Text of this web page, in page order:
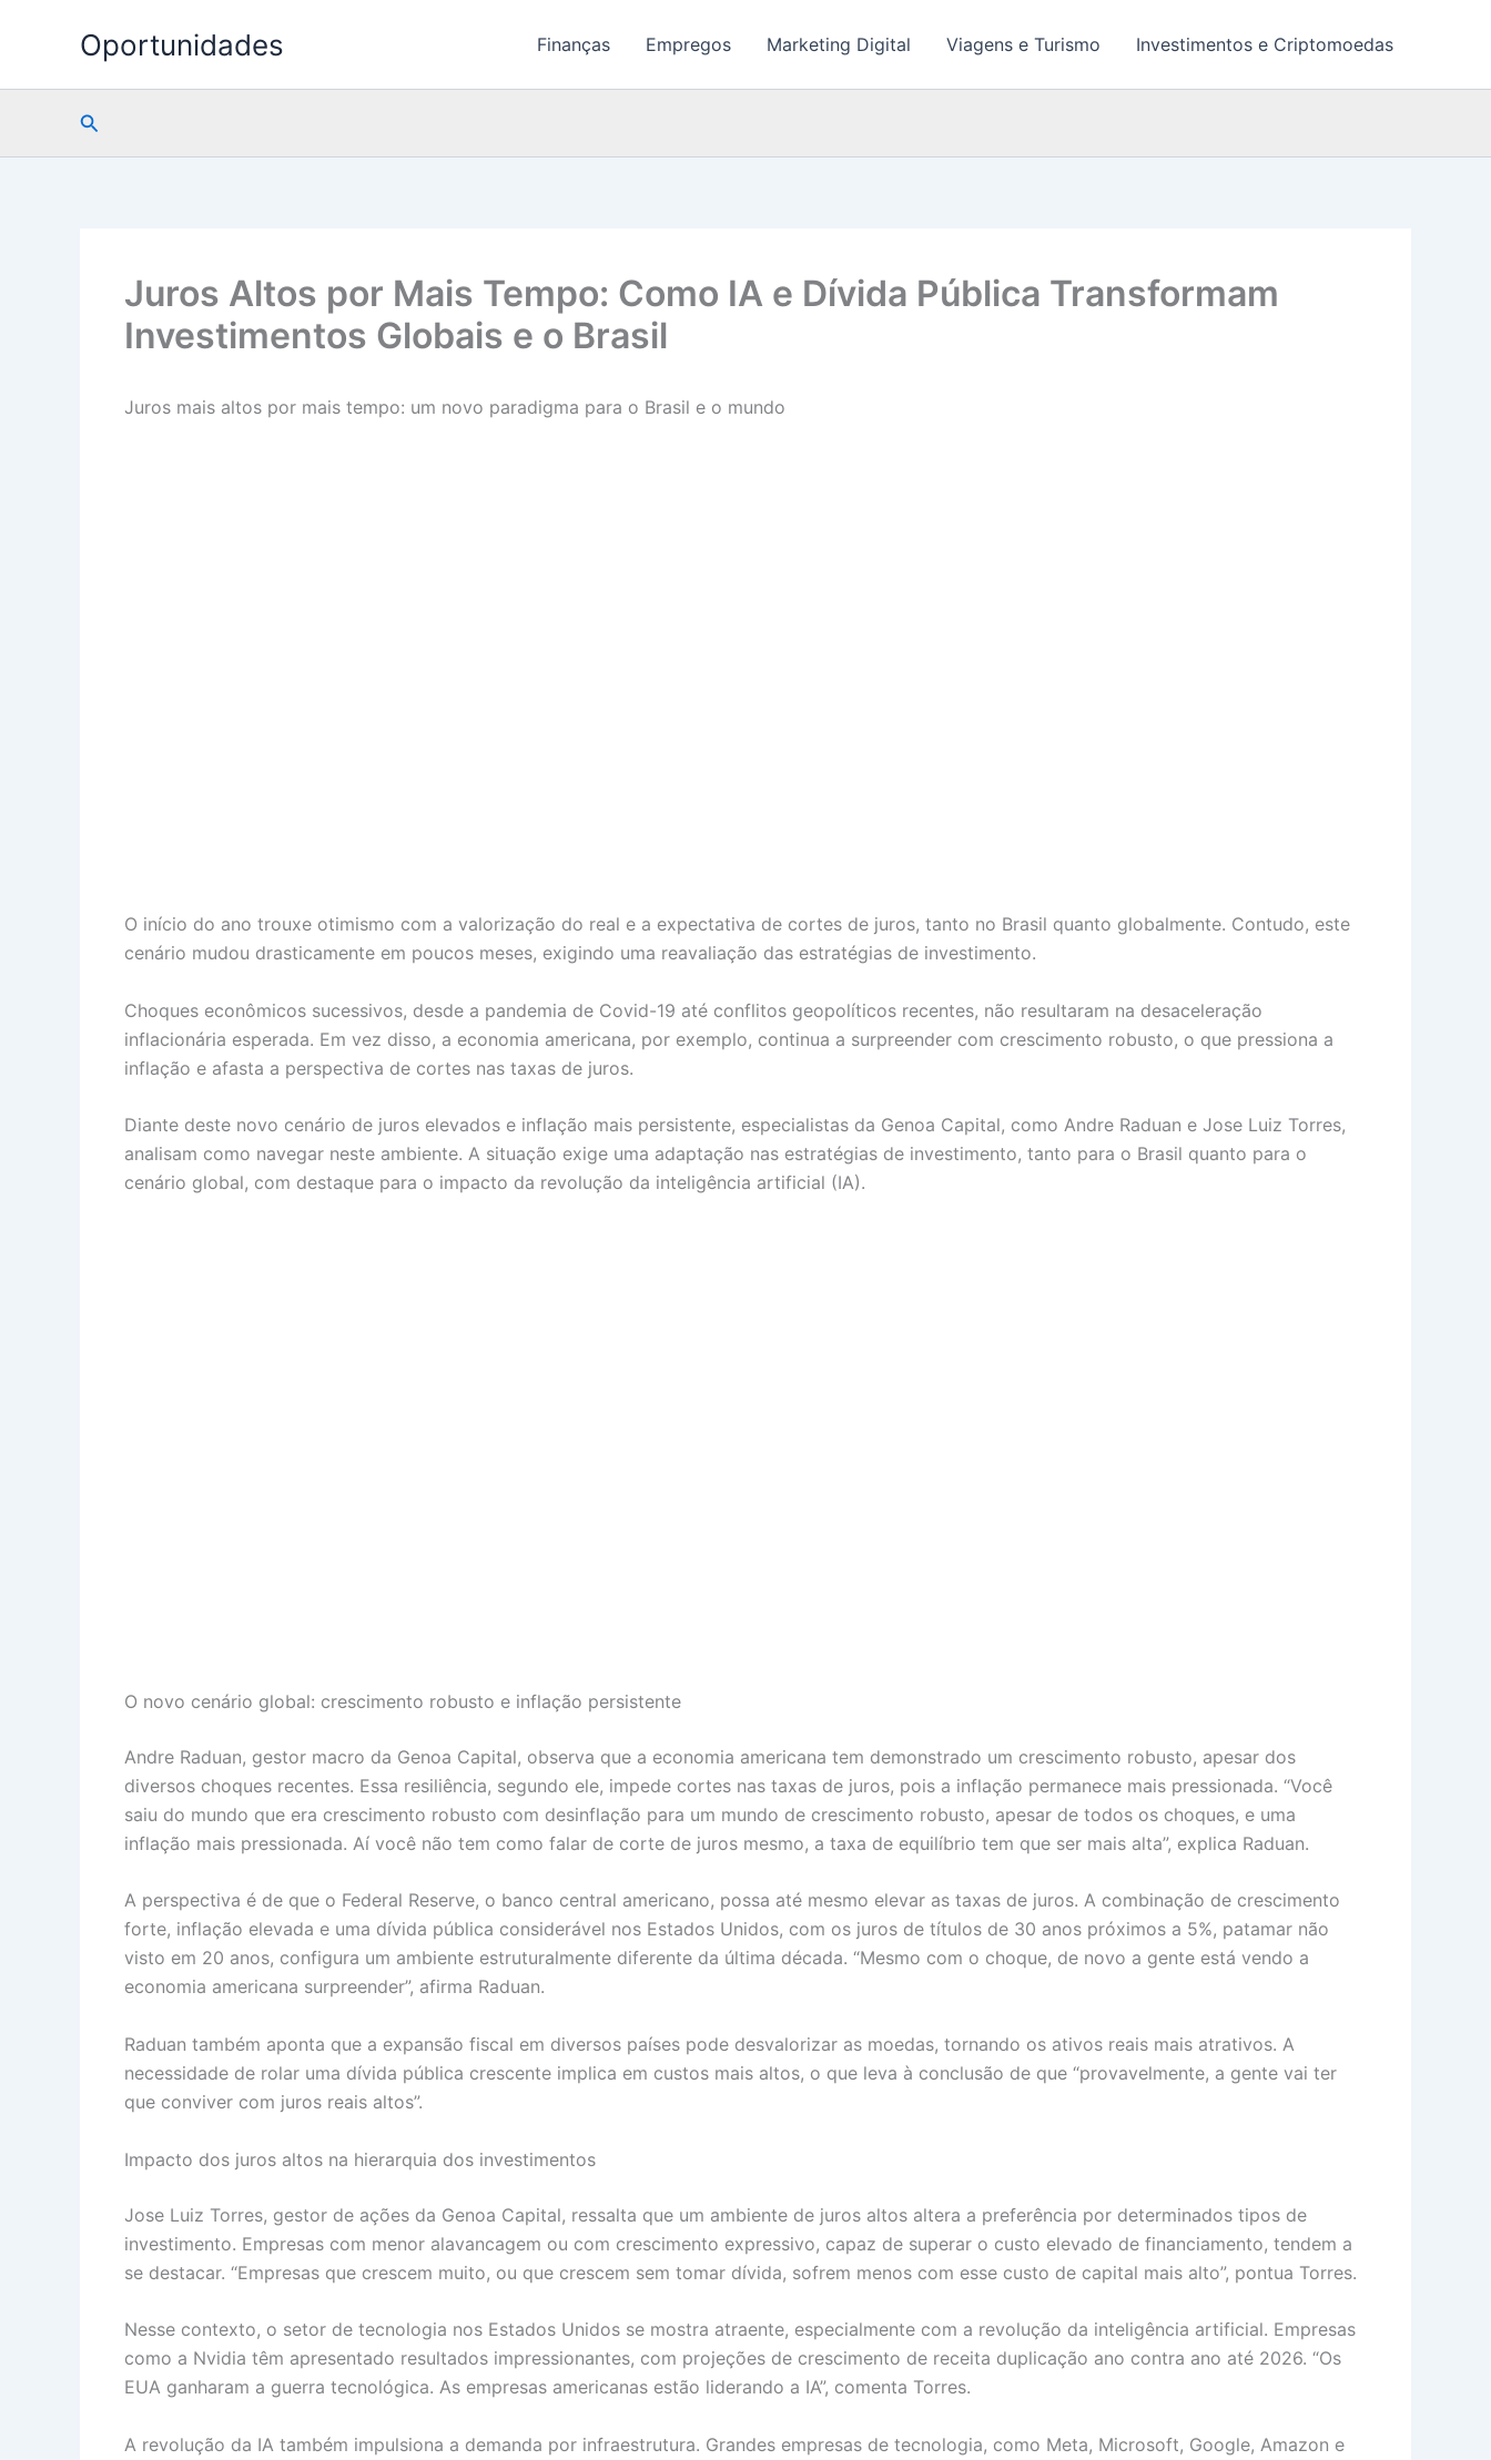
Oportunidades Finanças Empregos Marketing Digital Viagens e Turismo Investimentos e Criptomoedas
Pesquisar
Juros Altos por Mais Tempo: Como IA e Dívida Pública Transformam
Investimentos Globais e o Brasil
Juros mais altos por mais tempo: um novo paradigma para o Brasil e o mundo
O início do ano trouxe otimismo com a valorização do real e a expectativa de cortes de juros, tanto no Brasil quanto globalmente. Contudo, este
cenário mudou drasticamente em poucos meses, exigindo uma reavaliação das estratégias de investimento.
Choques econômicos sucessivos, desde a pandemia de Covid-19 até conflitos geopolíticos recentes, não resultaram na desaceleração
inflacionária esperada. Em vez disso, a economia americana, por exemplo, continua a surpreender com crescimento robusto, o que pressiona a
inflação e afasta a perspectiva de cortes nas taxas de juros.
Diante deste novo cenário de juros elevados e inflação mais persistente, especialistas da Genoa Capital, como Andre Raduan e Jose Luiz Torres,
analisam como navegar neste ambiente. A situação exige uma adaptação nas estratégias de investimento, tanto para o Brasil quanto para o
cenário global, com destaque para o impacto da revolução da inteligência artificial (IA).
O novo cenário global: crescimento robusto e inflação persistente
Andre Raduan, gestor macro da Genoa Capital, observa que a economia americana tem demonstrado um crescimento robusto, apesar dos
diversos choques recentes. Essa resiliência, segundo ele, impede cortes nas taxas de juros, pois a inflação permanece mais pressionada. “Você
saiu do mundo que era crescimento robusto com desinflação para um mundo de crescimento robusto, apesar de todos os choques, e uma
inflação mais pressionada. Aí você não tem como falar de corte de juros mesmo, a taxa de equilíbrio tem que ser mais alta”, explica Raduan.
A perspectiva é de que o Federal Reserve, o banco central americano, possa até mesmo elevar as taxas de juros. A combinação de crescimento
forte, inflação elevada e uma dívida pública considerável nos Estados Unidos, com os juros de títulos de 30 anos próximos a 5%, patamar não
visto em 20 anos, configura um ambiente estruturalmente diferente da última década. “Mesmo com o choque, de novo a gente está vendo a
economia americana surpreender”, afirma Raduan.
Raduan também aponta que a expansão fiscal em diversos países pode desvalorizar as moedas, tornando os ativos reais mais atrativos. A
necessidade de rolar uma dívida pública crescente implica em custos mais altos, o que leva à conclusão de que “provavelmente, a gente vai ter
que conviver com juros reais altos”.
Impacto dos juros altos na hierarquia dos investimentos
Jose Luiz Torres, gestor de ações da Genoa Capital, ressalta que um ambiente de juros altos altera a preferência por determinados tipos de
investimento. Empresas com menor alavancagem ou com crescimento expressivo, capaz de superar o custo elevado de financiamento, tendem a
se destacar. “Empresas que crescem muito, ou que crescem sem tomar dívida, sofrem menos com esse custo de capital mais alto”, pontua Torres.
Nesse contexto, o setor de tecnologia nos Estados Unidos se mostra atraente, especialmente com a revolução da inteligência artificial. Empresas
como a Nvidia têm apresentado resultados impressionantes, com projeções de crescimento de receita duplicação ano contra ano até 2026. “Os
EUA ganharam a guerra tecnológica. As empresas americanas estão liderando a IA”, comenta Torres.
A revolução da IA também impulsiona a demanda por infraestrutura. Grandes empresas de tecnologia, como Meta, Microsoft, Google, Amazon e